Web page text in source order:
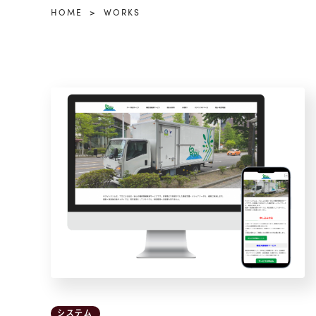
HOME WORKS
システム